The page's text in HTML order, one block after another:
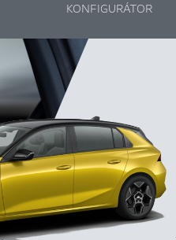
KONFIGURÁTOR